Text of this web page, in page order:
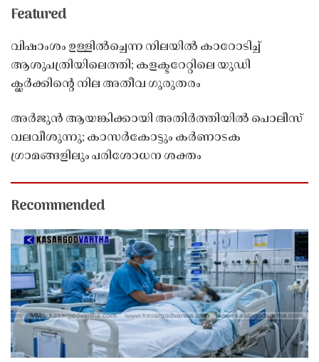
Featured
വിഷാംശം ഉള്ളിൽച്ചെന്ന നിലയിൽ കാറോടിച്ച്
ആശുപത്രിയിലെത്തി; കളക്ടറേറ്റിലെ യുഡി
ക്ലർക്കിൻ്റെ നില അതീവ ഗുരുതരം
അർജുൻ ആയങ്കിക്കായി അതിർത്തിയിൽ പൊലീസ്
വലവീശുന്നു; കാസർകോട്ടും കർണാടക
ഗ്രാമങ്ങളിലും പരിശോധന ശക്തം
Recommended